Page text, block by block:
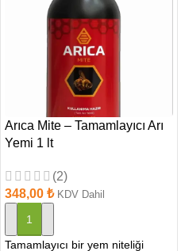
Arıca Mite – Tamamlayıcı Arı
Yemi 1 lt
(2)
348,00 ₺ KDV Dahil
SEPETE EKLE
Tamamlayıcı bir yem niteliği